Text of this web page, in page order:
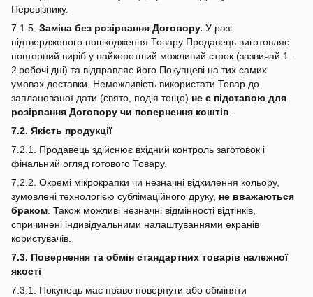
Перевізнику.
7.1.5. Заміна без розірвання Договору. У разі
підтвердженого пошкодження Товару Продавець виготовляє
повторний виріб у найкоротший можливий строк (зазвичай 1–
2 робочі дні) та відправляє його Покупцеві на тих самих
умовах доставки. Неможливість використати Товар до
запланованої дати (свято, подія тощо) не є підставою для
розірвання Договору чи повернення коштів
7.2. Якість продукції
7.2.1. Продавець здійснює вхідний контроль заготовок і
фінальний огляд готового Товару.
7.2.2. Окремі мікрокрапки чи незначні відхилення кольору,
зумовлені технологією сублімаційного друку, не вважаються
браком . Також можливі незначні відмінності відтінків,
спричинені індивідуальними налаштуваннями екранів
користувачів.
7.3. Повернення та обмін стандартних товарів належної
якості
7.3.1. Покупець має право повернути або обміняти